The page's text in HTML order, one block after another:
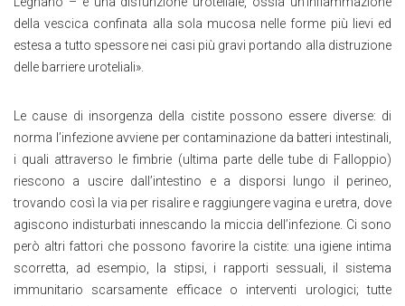
della vescica confinata alla sola mucosa nelle forme più lievi ed
estesa a tutto spessore nei casi più gravi portando alla distruzione
delle barriere uroteliali».
Le cause di insorgenza della cistite possono essere diverse: di
norma l’infezione avviene per contaminazione da batteri intestinali,
i quali attraverso le fimbrie (ultima parte delle tube di Falloppio)
riescono a uscire dall’intestino e a disporsi lungo il perineo,
trovando così la via per risalire e raggiungere vagina e uretra, dove
agiscono indisturbati innescando la miccia dell’infezione. Ci sono
però altri fattori che possono favorire la cistite: una igiene intima
scorretta, ad esempio, la stipsi, i rapporti sessuali, il sistema
immunitario scarsamente efficace o interventi urologici; tutte